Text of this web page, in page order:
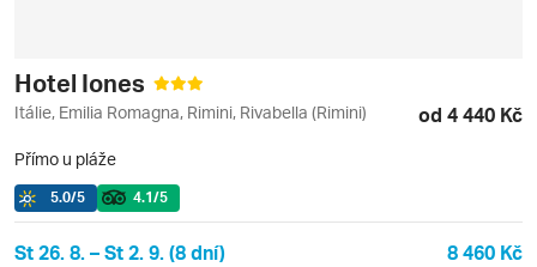
Hotel Iones
Itálie, Emilia Romagna, Rimini, Rivabella (Rimini) od 4 440 Kč
Přímo u pláže
5.0/5 4.1/5
St 26. 8. – St 2. 9. (8 dní) 8 460 Kč